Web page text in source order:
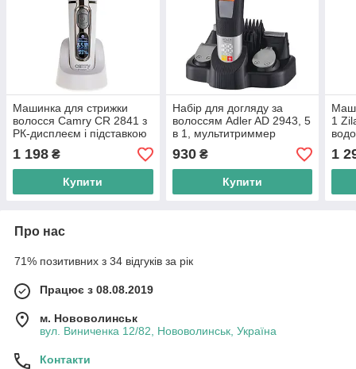
Машинка для стрижки
волосся Camry CR 2841 з
РК-дисплеєм і підставкою
для зарядки
1 198 ₴
Купити
Набір для догляду за
волоссям Adler AD 2943, 5
в 1, мультитриммер
930₴
Купити
1
1
Про нас
71% позитивних з 34 відгуків за рік
Працює з 08.08.2019
м. Нововолинськ
вул. Виниченка 12/82, Нововолинськ, Україна
Контакти